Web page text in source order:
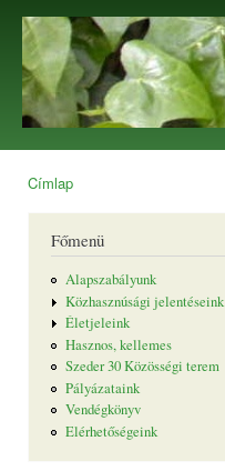
Borostyán
Egyesület
Címlap
Főmenü
Alapszabályunk
Közhasznúsági jelentéseink
Életjeleink
Hasznos, kellemes
Szeder 30 Közösségi terem
Pályázataink
Vendégkönyv
Elérhetőségeink